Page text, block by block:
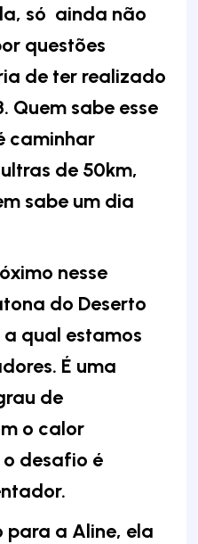
só ainda não
questões
de ter realizado
Quem sabe esse
caminhar
de 50km,
sabe um dia
nesse
do Deserto
qual estamos
É uma
de
o calor
desafio é
para a Aline, ela